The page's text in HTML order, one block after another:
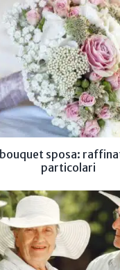
sposa:
particolari